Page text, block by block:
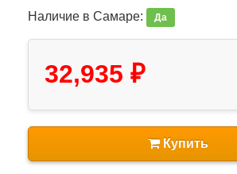
Наличие в Самаре: Да
32,935 ₽
Купить